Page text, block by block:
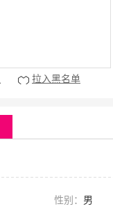
拉入黑名单
性别： 男